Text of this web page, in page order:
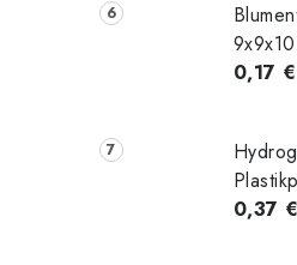
0,17 €
0,37 €